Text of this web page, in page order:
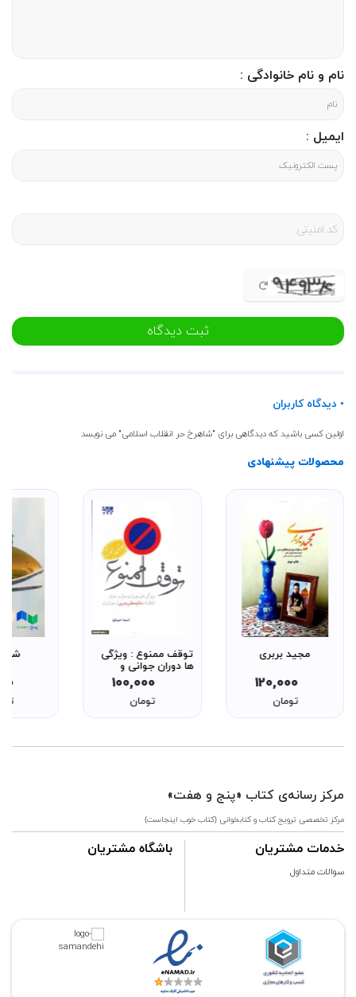
نام و نام خانوادگی :
ایمیل :
ثبت دیدگاه
• دیدگاه کاربران
اولین کسی باشید که دیدگاهی برای "شاهرخ حر انقلاب اسلامی" می نویسد
محصولات پیشنهادی
مجید بربری
120,000
تومان
توقف ممنوع : ویژگی
ها دوران جوانی و
نوجوانی، انتظارات مقام
معظم رهبری از جوان
100,000
تومان
شام
مرکز رسانه‌ی کتاب «پنج و هفت»
مرکز تخصصی ترویج کتاب و کتابخوانی {کتاب خوب اینجاست}
خدمات مشتریان
سوالات متداول
باشگاه مشتریان